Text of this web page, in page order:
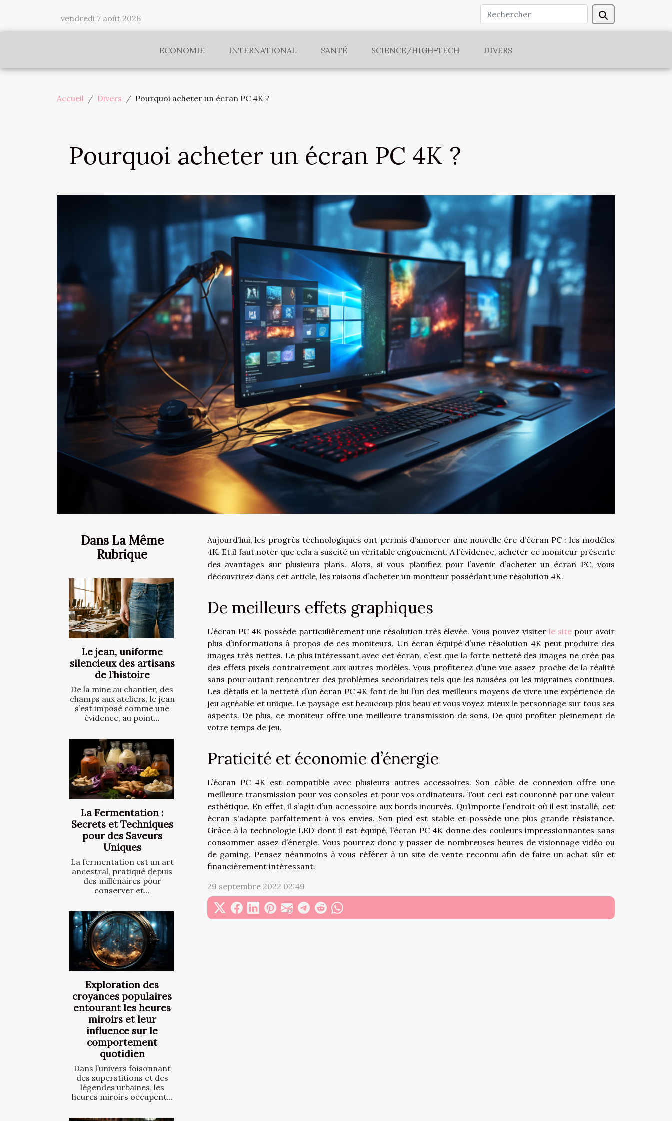
vendredi 7 août 2026
ECONOMIE INTERNATIONAL SANTÉ SCIENCE/HIGH-TECH DIVERS
Accueil Divers Pourquoi acheter un écran PC 4K ?
Pourquoi acheter un écran PC 4K ?
Dans La Même
Rubrique
Le jean, uniforme
silencieux des artisans
de l’histoire
De la mine au chantier, des
champs aux ateliers, le jean
s’est imposé comme une
évidence, au point...
La Fermentation :
Secrets et Techniques
pour des Saveurs
Uniques
La fermentation est un art
ancestral, pratiqué depuis
des millénaires pour
conserver et...
Exploration des
croyances populaires
entourant les heures
miroirs et leur
influence sur le
comportement
quotidien
Dans l’univers foisonnant
des superstitions et des
légendes urbaines, les
heures miroirs occupent...
Aujourd’hui, les progrès technologiques ont permis d’amorcer une nouvelle ère d’écran PC : les modèles
4K. Et il faut noter que cela a suscité un véritable engouement. A l’évidence, acheter ce moniteur présente
des avantages sur plusieurs plans. Alors, si vous planifiez pour l’avenir d’acheter un écran PC, vous
découvrirez dans cet article, les raisons d’acheter un moniteur possédant une résolution 4K.
De meilleurs effets graphiques
L’écran PC 4K possède particulièrement une résolution très élevée. Vous pouvez visiterle site pour avoir
plus d’informations à propos de ces moniteurs. Un écran équipé d’une résolution 4K peut produire des
images très nettes. Le plus intéressant avec cet écran, c’est que la forte netteté des images ne crée pas
des effets pixels contrairement aux autres modèles. Vous profiterez d’une vue assez proche de la réalité
sans pour autant rencontrer des problèmes secondaires tels que les nausées ou les migraines continues.
Les détails et la netteté d’un écran PC 4K font de lui l’un des meilleurs moyens de vivre une expérience de
jeu agréable et unique. Le paysage est beaucoup plus beau et vous voyez mieux le personnage sur tous ses
aspects. De plus, ce moniteur offre une meilleure transmission de sons. De quoi profiter pleinement de
votre temps de jeu.
Praticité et économie d’énergie
L’écran PC 4K est compatible avec plusieurs autres accessoires. Son câble de connexion offre une
meilleure transmission pour vos consoles et pour vos ordinateurs. Tout ceci est couronné par une valeur
esthétique. En effet, il s’agit d’un accessoire aux bords incurvés. Qu’importe l’endroit où il est installé, cet
écran s'adapte parfaitement à vos envies. Son pied est stable et possède une plus grande résistance.
Grâce à la technologie LED dont il est équipé, l’écran PC 4K donne des couleurs impressionnantes sans
consommer assez d’énergie. Vous pourrez donc y passer de nombreuses heures de visionnage vidéo ou
de gaming. Pensez néanmoins à vous référer à un site de vente reconnu afin de faire un achat sûr et
financièrement intéressant.
29 septembre 2022 02:49